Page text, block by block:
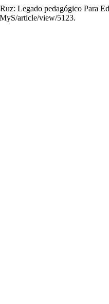
Legado pedagógico Para
article/view/5123.